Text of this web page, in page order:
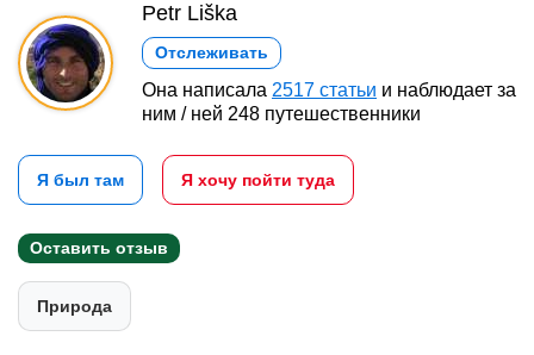
Petr Liška
Отслеживать
Она написала 2517 статьи и наблюдает за
ним / ней 248 путешественники
Я был там Я хочу пойти туда
Оставить отзыв
Природа